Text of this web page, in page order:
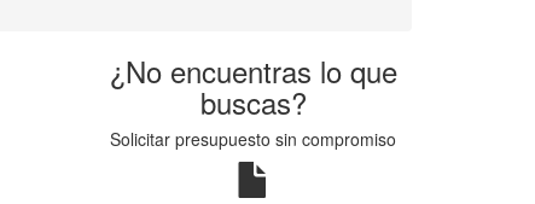
¿No encuentras lo que
buscas?
Solicitar presupuesto sin compromiso